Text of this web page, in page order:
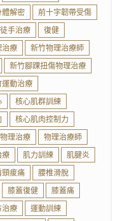
解密
前十字韌帶受傷
徒手治療
復健
治療
新竹物理治療師
新竹腳踝扭傷物理治療
運動治療
核心肌群訓練
核心肌肉控制力
物理治療
物理治療師
療 肌力訓練
肌腱炎
頸痠痛
腰椎滑脫
膝蓋復健
膝蓋痛
治療
運動訓練